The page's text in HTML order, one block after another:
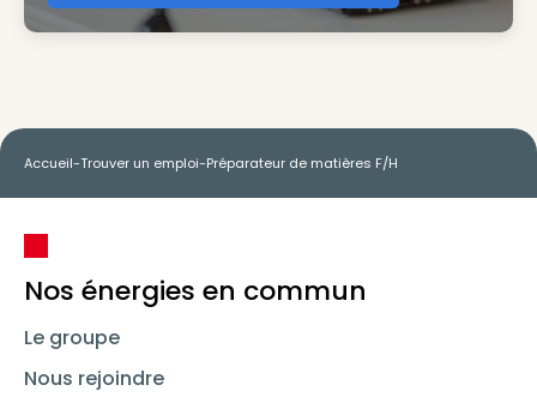
Accueil-Trouver un emploi-Préparateur de matières F/H
Nos énergies en commun
Le groupe
Nous rejoindre